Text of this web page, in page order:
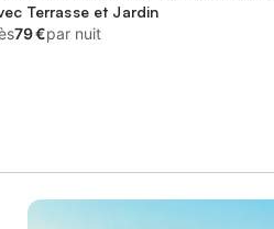
Terrasse et Jardin
79 €par nuit